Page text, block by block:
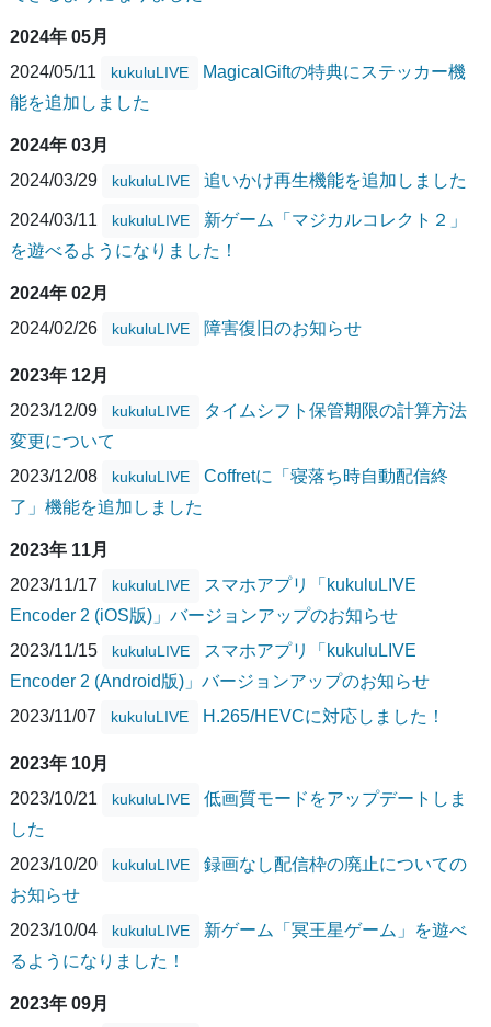
2024年 05月
2024/05/11
kukuluLIVE
MagicalGiftの特典にステッカー機
能を追加しました
2024年 03月
2024/03/29
kukuluLIVE 追いかけ再生機能を追加しました
2024/03/11 kukuluLIVE
新ゲーム「マジカルコレクト２」
を遊べるようになりました！
2024年 02月
2024/02/26
kukuluLIVE 障害復旧のお知らせ
2023年 12月
2023/12/09
kukuluLIVE
タイムシフト保管期限の計算方法
変更について
2023/12/08
kukuluLIVE
Coffretに「寝落ち時自動配信終
了」機能を追加しました
2023年 11月
2023/11/17
kukuluLIVE
スマホアプリ「kukuluLIVE
Encoder 2 (iOS版)」バージョンアップのお知らせ
2023/11/15
kukuluLIVE
スマホアプリ「kukuluLIVE
Encoder 2 (Android版)」バージョンアップのお知らせ
2023/11/07
kukuluLIVE H.265/HEVCに対応しました！
2023年 10月
2023/10/21
kukuluLIVE
低画質モードをアップデートしま
した
2023/10/20
kukuluLIVE
録画なし配信枠の廃止についての
お知らせ
2023/10/04
kukuluLIVE
新ゲーム「冥王星ゲーム」を遊べ
るようになりました！
2023年 09月